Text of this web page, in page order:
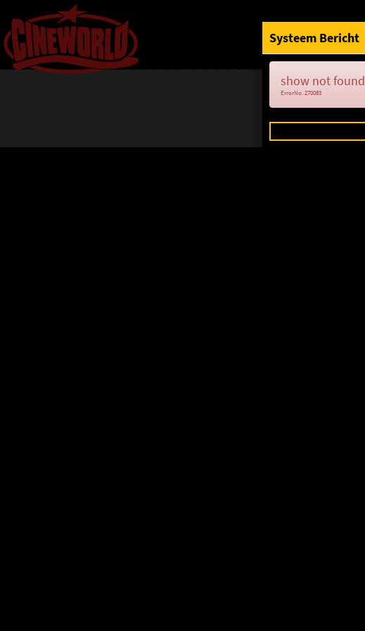
Systeem Bericht
show not found
ErrorNo. 270083